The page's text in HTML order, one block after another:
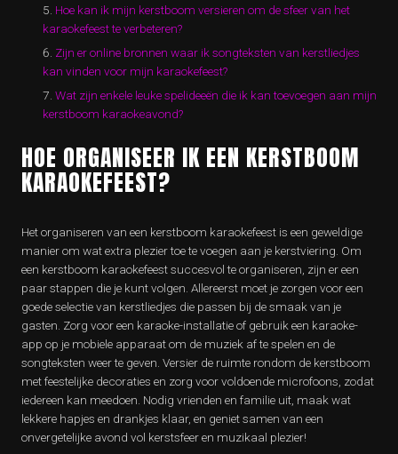
Hoe kan ik mijn kerstboom versieren om de sfeer van het
karaokefeest te verbeteren?
Zijn er online bronnen waar ik songteksten van kerstliedjes
kan vinden voor mijn karaokefeest?
Wat zijn enkele leuke spelideeën die ik kan toevoegen aan mijn
kerstboom karaokeavond?
HOE ORGANISEER IK EEN KERSTBOOM
KARAOKEFEEST?
Het organiseren van een kerstboom karaokefeest is een geweldige
manier om wat extra plezier toe te voegen aan je kerstviering. Om
een kerstboom karaokefeest succesvol te organiseren, zijn er een
paar stappen die je kunt volgen. Allereerst moet je zorgen voor een
goede selectie van kerstliedjes die passen bij de smaak van je
gasten. Zorg voor een karaoke-installatie of gebruik een karaoke-
app op je mobiele apparaat om de muziek af te spelen en de
songteksten weer te geven. Versier de ruimte rondom de kerstboom
met feestelijke decoraties en zorg voor voldoende microfoons, zodat
iedereen kan meedoen. Nodig vrienden en familie uit, maak wat
lekkere hapjes en drankjes klaar, en geniet samen van een
onvergetelijke avond vol kerstsfeer en muzikaal plezier!